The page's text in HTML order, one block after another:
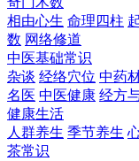
相由心生 命理四柱
数 网络修道
中医基础常识
杂谈 经络穴位 中药
名医 中医健康 经方
健康生活
人群养生 季节养生
茶常识